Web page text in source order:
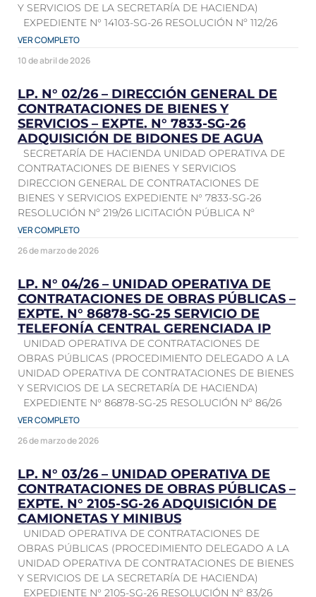
Y SERVICIOS DE LA SECRETARÍA DE HACIENDA)
EXPEDIENTE N° 14103-SG-26 RESOLUCIÓN Nº 112/26
VER COMPLETO
10 de abril de 2026
LP. N° 02/26 – DIRECCIÓN GENERAL DE
CONTRATACIONES DE BIENES Y
SERVICIOS – EXPTE. N° 7833-SG-26
ADQUISICIÓN DE BIDONES DE AGUA
SECRETARÍA DE HACIENDA UNIDAD OPERATIVA DE
CONTRATACIONES DE BIENES Y SERVICIOS
DIRECCION GENERAL DE CONTRATACIONES DE
BIENES Y SERVICIOS EXPEDIENTE N° 7833-SG-26
RESOLUCIÓN Nº 219/26 LICITACIÓN PÚBLICA Nº
VER COMPLETO
26 de marzo de 2026
LP. N° 04/26 – UNIDAD OPERATIVA DE
CONTRATACIONES DE OBRAS PÚBLICAS –
EXPTE. N° 86878-SG-25 SERVICIO DE
TELEFONÍA CENTRAL GERENCIADA IP
UNIDAD OPERATIVA DE CONTRATACIONES DE
OBRAS PÚBLICAS (PROCEDIMIENTO DELEGADO A LA
UNIDAD OPERATIVA DE CONTRATACIONES DE BIENES
Y SERVICIOS DE LA SECRETARÍA DE HACIENDA)
EXPEDIENTE N° 86878-SG-25 RESOLUCIÓN Nº 86/26
VER COMPLETO
26 de marzo de 2026
LP. N° 03/26 – UNIDAD OPERATIVA DE
CONTRATACIONES DE OBRAS PÚBLICAS –
EXPTE. N° 2105-SG-26 ADQUISICIÓN DE
CAMIONETAS Y MINIBUS
UNIDAD OPERATIVA DE CONTRATACIONES DE
OBRAS PÚBLICAS (PROCEDIMIENTO DELEGADO A LA
UNIDAD OPERATIVA DE CONTRATACIONES DE BIENES
Y SERVICIOS DE LA SECRETARÍA DE HACIENDA)
EXPEDIENTE N° 2105-SG-26 RESOLUCIÓN Nº 83/26